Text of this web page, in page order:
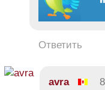
Ответить
avra